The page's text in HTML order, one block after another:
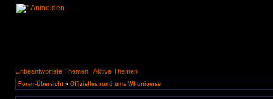
Anmelden
Unbeantwortete Themen | Aktive Themen
Foren-Übersicht » Offizielles rund ums Whoniverse